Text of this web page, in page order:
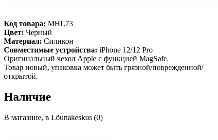
Код товара: MHL73
Цвет: Черный
Материал: Силикон
Совместимые устройства: iPhone 12/12 Pro
Оригинальный чехол Apple с функцией MagSafe.
Товар новый, упаковка может быть грязной/поврежденной/
открытой.
Наличие
В магазине, в Lõunakeskus (0)